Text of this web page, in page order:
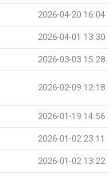
2026-04-20 16:04
2026-04-01 13:30
2026-03-03 15:28
2026-02-09 12:18
2026-01-19 14:56
2026-01-02 23:11
2026-01-02 13:22